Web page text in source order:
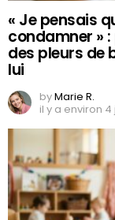
« Je pensais
condamner »
des pleurs de
lui
byMarie R.
il y a environ 4